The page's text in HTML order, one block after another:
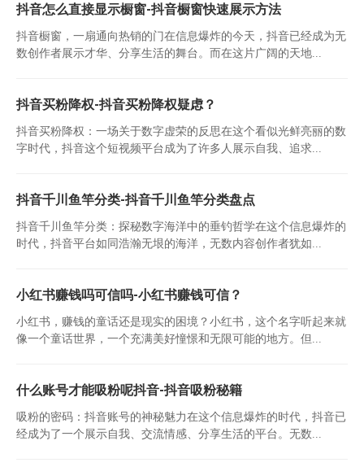
抖音怎么直接显示橱窗-抖音橱窗快速展示方法
抖音橱窗，一扇通向热销的门在信息爆炸的今天，抖音已经成为无
数创作者展示才华、分享生活的舞台。而在这片广阔的天地...
抖音买粉降权-抖音买粉降权疑虑？
抖音买粉降权：一场关于数字虚荣的反思在这个看似光鲜亮丽的数
字时代，抖音这个短视频平台成为了许多人展示自我、追求...
抖音千川鱼竿分类-抖音千川鱼竿分类盘点
抖音千川鱼竿分类：探秘数字海洋中的垂钓哲学在这个信息爆炸的
时代，抖音平台如同浩瀚无垠的海洋，无数内容创作者犹如...
小红书赚钱吗可信吗-小红书赚钱可信？
小红书，赚钱的童话还是现实的困境？小红书，这个名字听起来就
像一个童话世界，一个充满美好憧憬和无限可能的地方。但...
什么账号才能吸粉呢抖音-抖音吸粉秘籍
吸粉的密码：抖音账号的神秘魅力在这个信息爆炸的时代，抖音已
经成为了一个展示自我、交流情感、分享生活的平台。无数...